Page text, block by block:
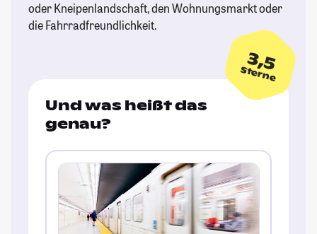
oder Kneipenlandschaft, den Wohnungsmarkt oder
die Fahrradfreundlichkeit.
3,5
Sterne
Und was heißt das
genau?